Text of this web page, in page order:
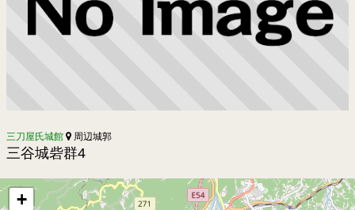
三刀屋氏城館 周辺城郭
三谷城砦群4
+